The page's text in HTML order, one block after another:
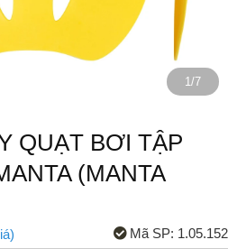
1/7
QUẠT BƠI TẬP
(MANTA
) Mã SP: 1.05.152